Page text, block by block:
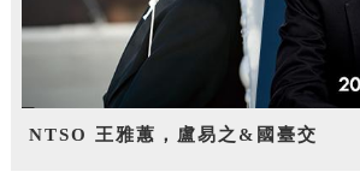
NTSO 王雅蕙，盧易之&國臺交